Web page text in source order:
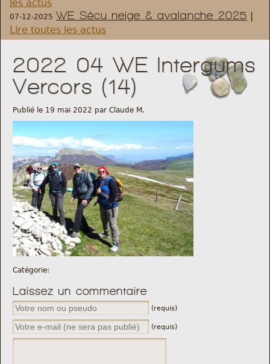
Règlement et statuts
Modalités d’inscriptions
Cartes découvertes
Comité Directeur
Frais kilométriques
Formation
Infos contact
Nous contacter
Nous trouver
Comment être informé des sorties
Programme
les actus
07-12-2025 WE Sécu neige & avalanche 2025 |
Lire toutes les actus
2022 04 WE Intergums
Vercors (14)
Publié le 19 mai 2022 par Claude M.
Catégorie:
Laissez un commentaire
(requis)
(requis)